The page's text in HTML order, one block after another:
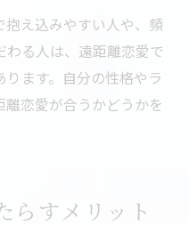
え込みやすい人や、頻
る人は、遠距離恋愛で
ます。自分の性格やラ
恋愛が合うかどうかを
らすメリット